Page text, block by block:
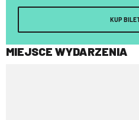
KUP
MIEJSCE WYDARZENIA